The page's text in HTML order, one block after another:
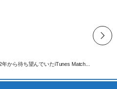
年から待ち望んでいたiTunes Match...